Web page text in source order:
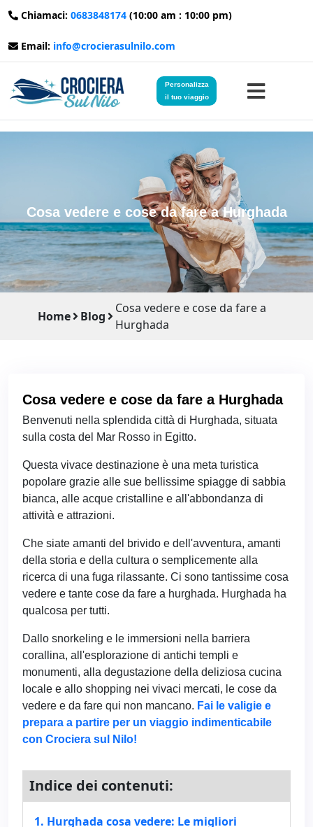
Chiamaci: 0683848174 (10:00 am : 10:00 pm)
Email: info@crocierasulnilo.com
Personalizza
il tuo viaggio
Crociere sul Nilo
Viaggi in Giordania
Cosa vedere e cose da fare a Hurghada
Home Blog
Cosa vedere e cose da fare a
Hurghada
Cosa vedere e cose da fare a Hurghada
Benvenuti nella splendida città di Hurghada, situata
sulla costa del Mar Rosso in Egitto.
Questa vivace destinazione è una meta turistica
popolare grazie alle sue bellissime spiagge di sabbia
bianca, alle acque cristalline e all'abbondanza di
attività e attrazioni.
Che siate amanti del brivido e dell'avventura, amanti
della storia e della cultura o semplicemente alla
ricerca di una fuga rilassante. Ci sono tantissime cosa
vedere e tante cose da fare a hurghada. Hurghada ha
qualcosa per tutti.
Dallo snorkeling e le immersioni nella barriera
corallina, all'esplorazione di antichi templi e
monumenti, alla degustazione della deliziosa cucina
locale e allo shopping nei vivaci mercati, le cose da
vedere e da fare qui non mancano. Fai le valigie e
prepara a partire per un viaggio indimenticabile
con Crociera sul Nilo!
Indice dei contenuti:
1. Hurghada cosa vedere: Le migliori